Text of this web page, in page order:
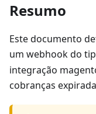
Resumo
Este documento
um webhook do
integração
cobranças